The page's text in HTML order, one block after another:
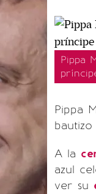
Pippa
Pippa
A la
azul
ver su